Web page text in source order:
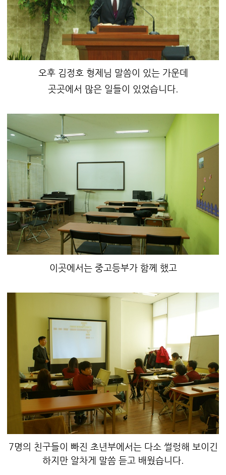
오후 김정호 형제님 말씀이 있는 가운데
곳곳에서 많은 일들이 있었습니다.
이곳에서는 중고등부가 함께 했고
7명의 친구들이 빠진 초년부에서는 다소 썰렁해 보이긴
하지만 알차게 말씀 듣고 배웠습니다.